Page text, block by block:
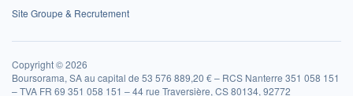
Site Groupe & Recrutement
Copyright © 2026
Boursorama, SA au capital de 53 576 889,20 € – RCS Nanterre 351 058 151
– TVA FR 69 351 058 151 – 44 rue Traversière, CS 80134, 92772